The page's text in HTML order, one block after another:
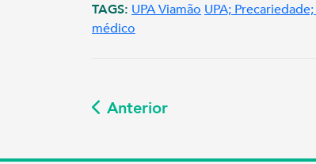
TAGS: UPA Viamão UPA;
médico
Anterior